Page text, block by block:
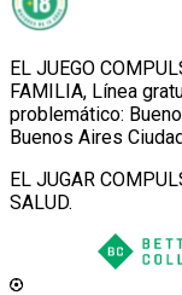
EL JUEGO
FAMILIA, Línea
problemático:
Buenos Aires
EL JUGAR
SALUD.